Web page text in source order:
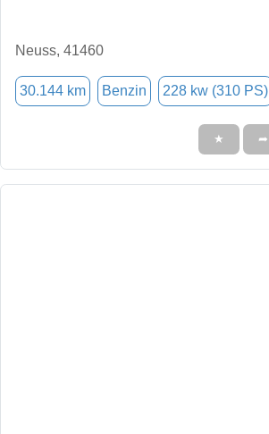
Neuss, 41460
30.144 km Benzin 228 kw (310 PS)
★ ➦